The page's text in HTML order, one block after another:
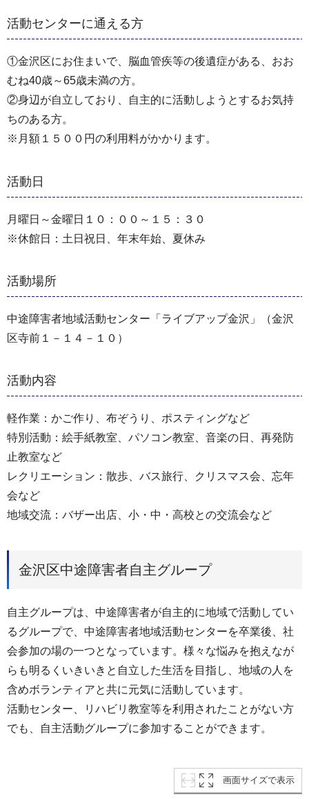
活動センターに通える方
①金沢区にお住まいで、脳血管疾等の後遺症がある、おお
むね40歳～65歳未満の方。
②身辺が自立しており、自主的に活動しようとするお気持
ちのある方。
※月額１５００円の利用料がかかります。
活動日
月曜日～金曜日１０：００～１５：３０
※休館日：土日祝日、年末年始、夏休み
活動場所
中途障害者地域活動センター「ライブアップ金沢」（金沢
区寺前１－１４－１０）
活動内容
軽作業：かご作り、布ぞうり、ポスティングなど
特別活動：絵手紙教室、パソコン教室、音楽の日、再発防
止教室など
レクリエーション：散歩、バス旅行、クリスマス会、忘年
会など
地域交流：バザー出店、小・中・高校との交流会など
金沢区中途障害者自主グループ
自主グループは、中途障害者が自主的に地域で活動してい
るグループで、中途障害者地域活動センターを卒業後、社
会参加の場の一つとなっています。様々な悩みを抱えなが
らも明るくいきいきと自立した生活を目指し、地域の人を
含めボランティアと共に元気に活動しています。
活動センター、リハビリ教室等を利用されたことがない方
でも、自主活動グループに参加することができます。
画面サイズで表示